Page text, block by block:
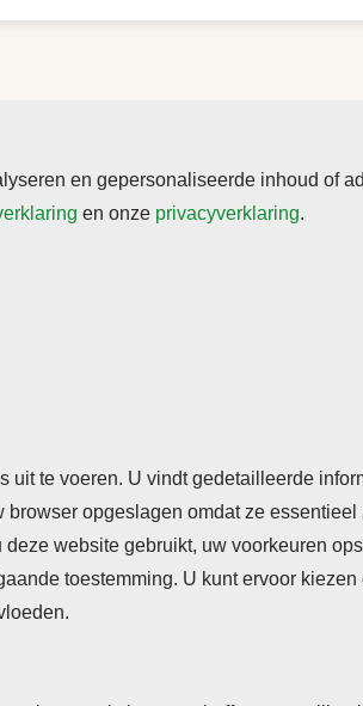
en gepersonaliseerde inhoud of
en onze privacyverklaring.
te voeren. U vindt gedetailleerde
opgeslagen omdat ze
website gebruikt, uw voorkeuren
toestemming. U kunt ervoor